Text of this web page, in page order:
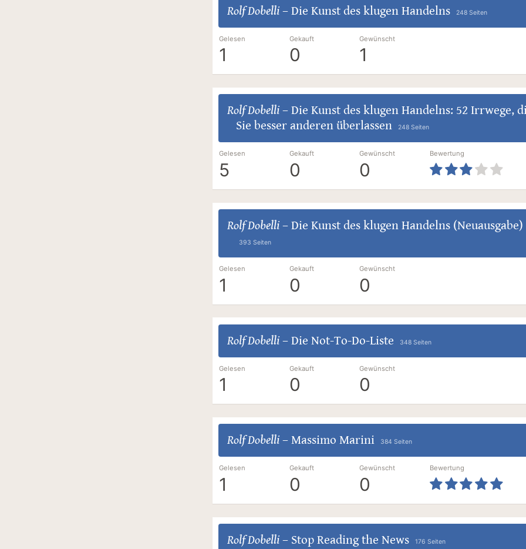
Rolf Dobelli– Die Kunst des klugen Handelns 248 Seiten
Gelesen
1
Gekauft
0
Gewünscht
1
Rolf Dobelli– Die Kunst des klugen Handelns: 52 Irrwege,
Sie besser anderen überlassen
248 Seiten
Gelesen
5
Gekauft
0
Gewünscht
0
Bewertung
Rolf Dobelli– Die Kunst des klugen Handelns (Neuausgabe)
393 Seiten
Gelesen
1
Gekauft
0
Gewünscht
0
Rolf Dobelli– Die Not-To-Do-Liste 348 Seiten
Gelesen
1
Gekauft
0
Gewünscht
0
Rolf Dobelli– Massimo Marini 384 Seiten
Gelesen
1
Gekauft
0
Gewünscht
0
Bewertung
Rolf Dobelli– Stop Reading the News 176 Seiten